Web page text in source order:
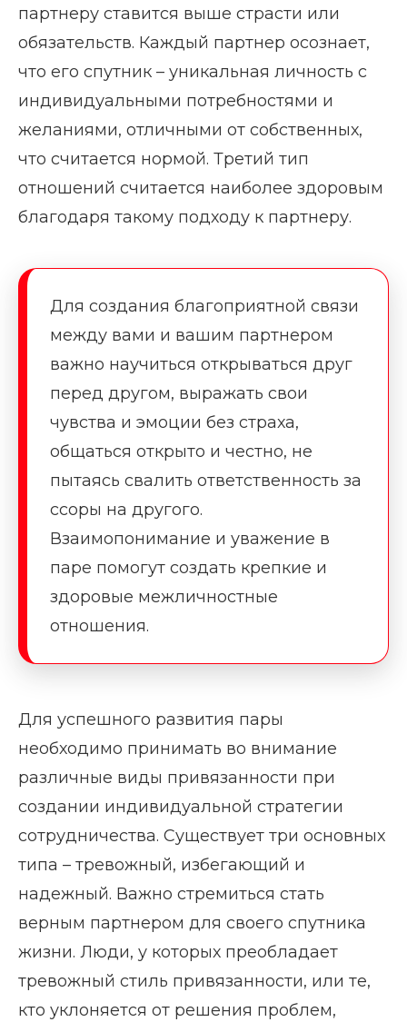
партнеру ставится выше страсти или
обязательств. Каждый партнер осознает,
что его спутник – уникальная личность с
индивидуальными потребностями и
желаниями, отличными от собственных,
что считается нормой. Третий тип
отношений считается наиболее здоровым
благодаря такому подходу к партнеру.
Для создания благоприятной связи
между вами и вашим партнером
важно научиться открываться друг
перед другом, выражать свои
чувства и эмоции без страха,
общаться открыто и честно, не
пытаясь свалить ответственность за
ссоры на другого.
Взаимопонимание и уважение в
паре помогут создать крепкие и
здоровые межличностные
отношения.
Для успешного развития пары
необходимо принимать во внимание
различные виды привязанности при
создании индивидуальной стратегии
сотрудничества. Существует три основных
типа – тревожный, избегающий и
надежный. Важно стремиться стать
верным партнером для своего спутника
жизни. Люди, у которых преобладает
тревожный стиль привязанности, или те,
кто уклоняется от решения проблем,